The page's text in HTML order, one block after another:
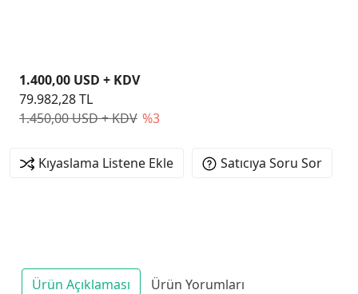
1.450,00 USD + KDV %3
1.400,00 USD + KDV
79.982,28 TL
Kıyaslama Listene Ekle Satıcıya Soru Sor
Ürün Açıklaması Ürün Yorumları